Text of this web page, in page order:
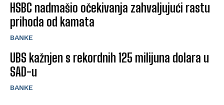
HSBC nadmašio očekivanja zahvaljujući rastu
prihoda od kamata
BANKE
UBS kažnjen s rekordnih 125 milijuna dolara u
SAD-u
BANKE